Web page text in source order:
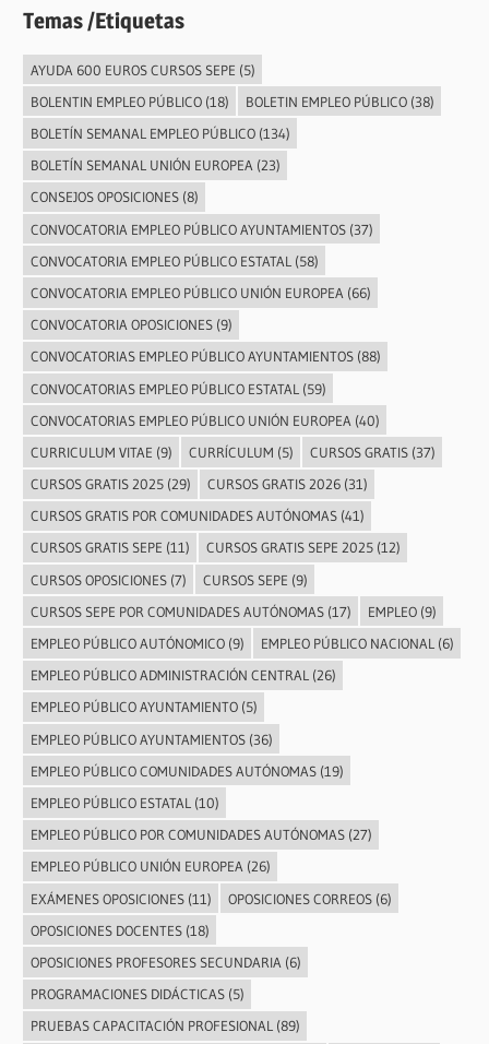
Temas /Etiquetas
AYUDA 600 EUROS CURSOS SEPE (5)
BOLENTIN EMPLEO PÚBLICO(18) BOLETIN EMPLEO PÚBLICO(38)
BOLETÍN SEMANAL EMPLEO PÚBLICO(134)
BOLETÍN SEMANAL UNIÓN EUROPEA(23)
CONSEJOS OPOSICIONES(8)
CONVOCATORIA EMPLEO PÚBLICO AYUNTAMIENTOS(37)
CONVOCATORIA EMPLEO PÚBLICO ESTATAL (58)
CONVOCATORIA EMPLEO PÚBLICO UNIÓN EUROPEA (66)
CONVOCATORIA OPOSICIONES(9)
CONVOCATORIAS EMPLEO PÚBLICO AYUNTAMIENTOS(88)
CONVOCATORIAS EMPLEO PÚBLICO ESTATAL (59)
CONVOCATORIAS EMPLEO PÚBLICO UNIÓN EUROPEA (40)
CURRICULUM VITAE (9) CURRÍCULUM (5) CURSOS GRATIS(37)
CURSOS GRATIS 2025(29) CURSOS GRATIS 2026(31)
CURSOS GRATIS POR COMUNIDADES AUTÓNOMAS(41)
CURSOS GRATIS SEPE (11) CURSOS GRATIS SEPE 2025(12)
CURSOS OPOSICIONES(7) CURSOS SEPE (9)
CURSOS SEPE POR COMUNIDADES AUTÓNOMAS(17) EMPLEO(9)
EMPLEO PÚBLICO AUTÓNOMICO(9) EMPLEO PÚBLICO NACIONAL (6)
EMPLEO PÚBLICO ADMINISTRACIÓN CENTRAL(26)
EMPLEO PÚBLICO AYUNTAMIENTO(5)
EMPLEO PÚBLICO AYUNTAMIENTOS(36)
EMPLEO PÚBLICO COMUNIDADES AUTÓNOMAS(19)
EMPLEO PÚBLICO ESTATAL (10)
EMPLEO PÚBLICO POR COMUNIDADES AUTÓNOMAS(27)
EMPLEO PÚBLICO UNIÓN EUROPEA(26)
EXÁMENES OPOSICIONES(11) OPOSICIONES CORREOS(6)
OPOSICIONES DOCENTES(18)
OPOSICIONES PROFESORES SECUNDARIA (6)
PROGRAMACIONES DIDÁCTICAS(5)
PRUEBAS CAPACITACIÓN PROFESIONAL(89)